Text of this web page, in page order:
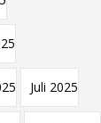
Juli 2025